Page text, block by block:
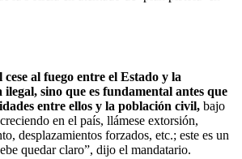
al fuego entre el Estado y la
sino que es fundamental antes que
entre ellos y la población civil, bajo
en el país, llámese extorsión,
desplazamientos forzados, etc.; este es un
quedar claro”, dijo el mandatario.